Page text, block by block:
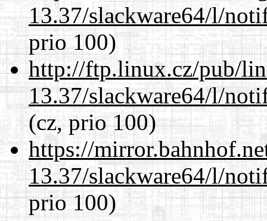
13.37/slackware64/l/
prio 100)
http://ftp.linux.cz/pub/
13.37/slackware64/l/
(cz, prio 100)
https://
13.37/slackware64/l/
prio 100)